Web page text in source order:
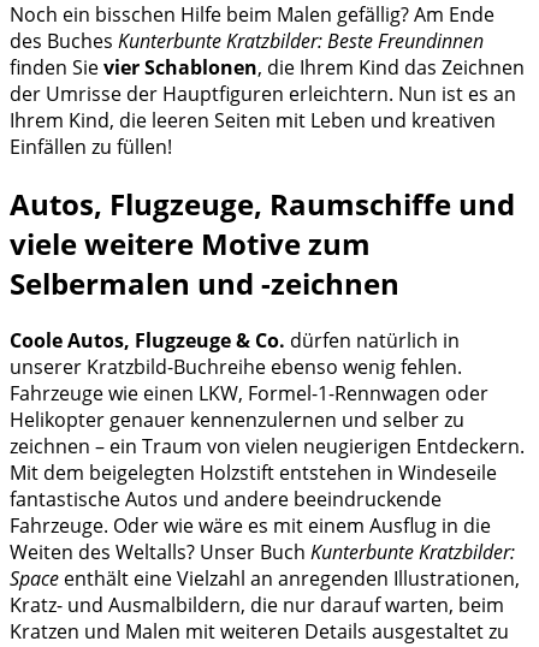
Noch ein bisschen Hilfe beim Malen gefällig? Am Ende
des Buches Kunterbunte Kratzbilder: Beste Freundinnen
finden Sievier Schablonen, die Ihrem Kind das Zeichnen
der Umrisse der Hauptfiguren erleichtern. Nun ist es an
Ihrem Kind, die leeren Seiten mit Leben und kreativen
Einfällen zu füllen!
Autos, Flugzeuge, Raumschiffe und
viele weitere Motive zum
Selbermalen und -zeichnen
Coole Autos, Flugzeuge & Co. dürfen natürlich in
unserer Kratzbild-Buchreihe ebenso wenig fehlen.
Fahrzeuge wie einen LKW, Formel-1-Rennwagen oder
Helikopter genauer kennenzulernen und selber zu
zeichnen – ein Traum von vielen neugierigen Entdeckern.
Mit dem beigelegten Holzstift entstehen in Windeseile
fantastische Autos und andere beeindruckende
Fahrzeuge. Oder wie wäre es mit einem Ausflug in die
Weiten des Weltalls? Unser Buch Kunterbunte Kratzbilder:
Space enthält eine Vielzahl an anregenden Illustrationen,
Kratz- und Ausmalbildern, die nur darauf warten, beim
Kratzen und Malen mit weiteren Details ausgestaltet zu